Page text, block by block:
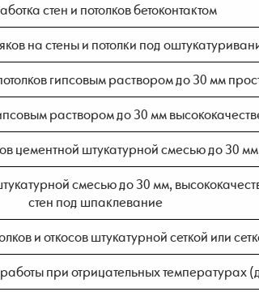
стен и потолков бетоконтактом
на стены и потолки под
гипсовым раствором до 30 мм
раствором до 30 мм
цементной штукатурной смесью до 30
смесью до 30 мм,
стен под шпаклевание
и откосов штукатурной сеткой или
при отрицательных температурах